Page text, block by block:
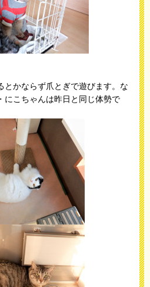
とかならず爪とぎで遊びます。な
にこちゃんは昨日と同じ体勢で